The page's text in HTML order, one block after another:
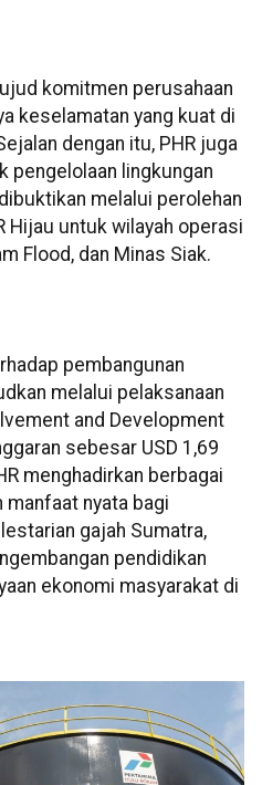
komitmen perusahaan
keselamatan yang kuat di
dengan itu, PHR juga
lingkungan
melalui perolehan
Hijau untuk wilayah operasi
Flood, dan Minas Siak.
pembangunan
melalui pelaksanaan
and Development
sebesar USD 1,69
menghadirkan berbagai
nyata bagi
gajah Sumatra,
pendidikan
ekonomi masyarakat di